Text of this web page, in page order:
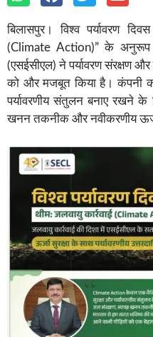
बिलासपुर। विश्व पर्यावरण
(Climate Action)” के अनुरूप
(एसईसीएल) ने पर्यावरण संरक्षण
को और मजबूत किया है। कंपनी
पर्यावरणीय संतुलन बनाए रखने के
खनन तकनीक और नवीकरणीय